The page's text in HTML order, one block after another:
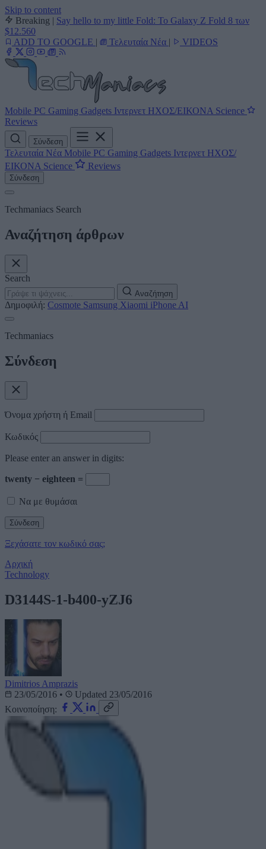
Skip to content
Breaking | Say hello to my little Fold: Το Galaxy Z Fold 8 των
$12.560
ADD TO GOOGLE | Τελευταία Νέα | VIDEOS
Mobile PC Gaming Gadgets Ιντερνετ ΗΧΟΣ/ΕΙΚΟΝΑ Science
Reviews
Σύνδεση
Τελευταία Νέα Mobile PC Gaming Gadgets Ιντερνετ ΗΧΟΣ/
ΕΙΚΟΝΑ Science Reviews
Σύνδεση
Techmaniacs Search
Αναζήτηση άρθρων
Search
Αναζήτηση
Δημοφιλή: Cosmote Samsung Xiaomi iPhone AI
Techmaniacs
Σύνδεση
Όνομα χρήστη ή Email
Κωδικός
Please enter an answer in digits:
twenty − eighteen =
Να με θυμάσαι
Ξεχάσατε τον κωδικό σας;
Αρχική
Technology
D3144S-1-b400-yZJ6
Dimitrios Amprazis
23/05/2016 •
Updated 23/05/2016
Κοινοποίηση: